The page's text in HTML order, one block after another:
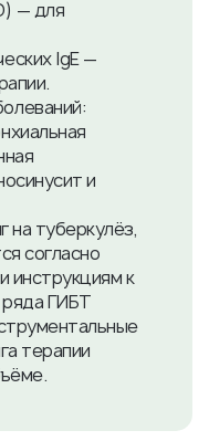
— для
IgE —
и
на туберкулёз,
согласно
инструкциям к
ГИБТ
терапии